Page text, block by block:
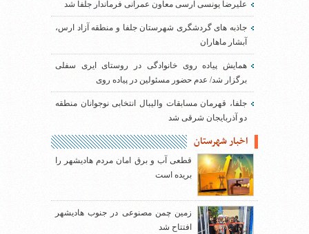
علیرضا یونسی ارسی معاون عمرانی فرماندار جلفا شد
جاذبه های گردشگری شهرستان جلفا و منطقه آزاد ارس،
آبشار ماهاران
همایش پیاده روی خانوادگی در روستای ایری سفلی
برگزار شد/ عدم حضور مسئولین در پیاده روی
جلفا، قهرمان مسابقات والیبال انتخابی نوجوانان منطقه
دو آذربایجان شرقی شد
اخبار شهرستان
قطعی آب و برق امان مردم هادیشهر را
بریده است
زمین چمن مصنوعی در جنوب هادیشهر
افتتاح شد